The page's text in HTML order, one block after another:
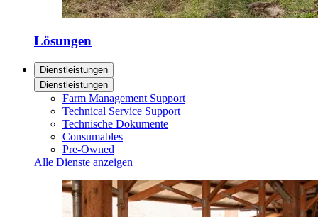
Lösungen
Dienstleistungen
Dienstleistungen
Farm Management Support
Technical Service Support
Technische Dokumente
Consumables
Pre-Owned
Alle Dienste anzeigen